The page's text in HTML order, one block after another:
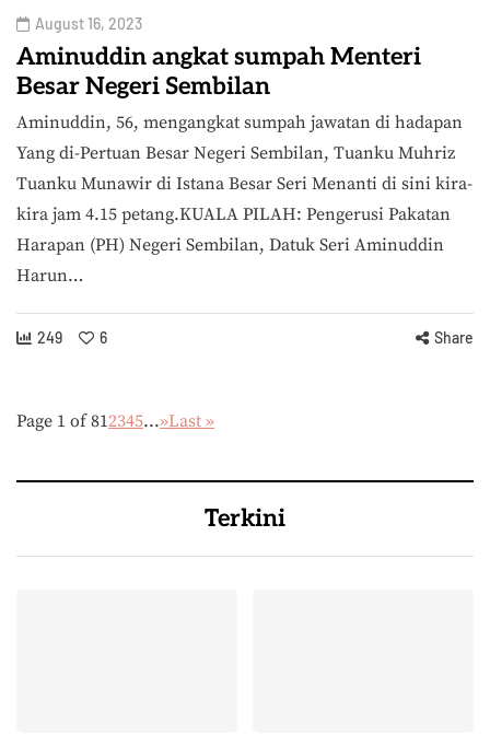
August 16, 2023
Aminuddin angkat sumpah Menteri
Besar Negeri Sembilan
Aminuddin, 56, mengangkat sumpah jawatan di hadapan
Yang di-Pertuan Besar Negeri Sembilan, Tuanku Muhriz
Tuanku Munawir di Istana Besar Seri Menanti di sini kira-
kira jam 4.15 petang.KUALA PILAH: Pengerusi Pakatan
Harapan (PH) Negeri Sembilan, Datuk Seri Aminuddin
Harun…
249 6 Share
Page 1 of 812345...»Last »
Terkini